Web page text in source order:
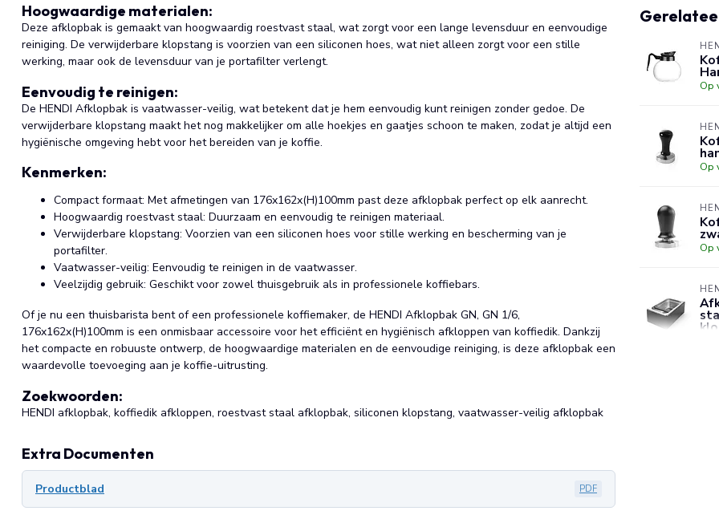
Hoogwaardige materialen:
Deze afklopbak is gemaakt van hoogwaardig roestvast staal, wat zorgt voor een lange levensduur en eenvoudige
reiniging. De verwijderbare klopstang is voorzien van een siliconen hoes, wat niet alleen zorgt voor een stille
werking, maar ook de levensduur van je portafilter verlengt.
Eenvoudig te reinigen:
De HENDI Afklopbak is vaatwasser-veilig, wat betekent dat je hem eenvoudig kunt reinigen zonder gedoe. De
verwijderbare klopstang maakt het nog makkelijker om alle hoekjes en gaatjes schoon te maken, zodat je altijd een
hygiënische omgeving hebt voor het bereiden van je koffie.
Kenmerken:
Compact formaat: Met afmetingen van 176x162x(H)100mm past deze afklopbak perfect op elk aanrecht.
Hoogwaardig roestvast staal: Duurzaam en eenvoudig te reinigen materiaal.
Verwijderbare klopstang: Voorzien van een siliconen hoes voor stille werking en bescherming van je
portafilter.
Vaatwasser-veilig: Eenvoudig te reinigen in de vaatwasser.
Veelzijdig gebruik: Geschikt voor zowel thuisgebruik als in professionele koffiebars.
Of je nu een thuisbarista bent of een professionele koffiemaker, de HENDI Afklopbak GN, GN 1/6,
176x162x(H)100mm is een onmisbaar accessoire voor het efficiënt en hygiënisch afkloppen van koffiedik. Dankzij
het compacte en robuuste ontwerp, de hoogwaardige materialen en de eenvoudige reiniging, is deze afklopbak een
waardevolle toevoeging aan je koffie-uitrusting.
Zoekwoorden:
HENDI afklopbak, koffiedik afkloppen, roestvast staal afklopbak, siliconen klopstang, vaatwasser-veilig afklopbak
Extra Documenten
Productblad PDF
Op
Op
Op